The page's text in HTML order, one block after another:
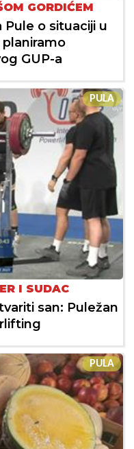
GORDIĆEM
o situaciji u
GUP-a
PULA
I SUDAC
san: Puležan
PULA